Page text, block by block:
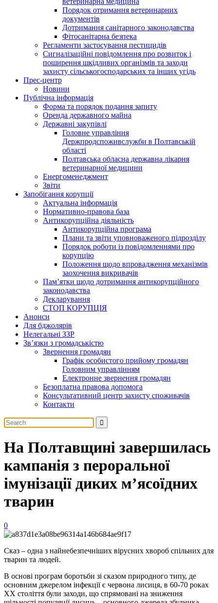
Порядок отримання ветеринарних
документів
Дотримання санітарного законодавства
Фітосанітарна безпека
Регламенти застосування пестицидів
Сигналізаційні повідомлення про розвиток і
поширення шкідливих організмів та заходи
захисту сільськогосподарських та інших угідь
Прес-центр
Новини
Публічна інформація
Форма та порядок подання запиту
Оренда державного майна
Державні закупівлі
Головне управління
Держпродспоживслужби в Полтавській
області
Полтавська обласна державна лікарня
ветеринарної медицини
Енергоменеджмент
Звіти
Запобігання корупції
Актуальна інформація
Нормативно-правова база
Антикорупційна діяльність
Антикорупційна програма
Плани та звіти уповноваженого підрозділу
Порядок роботи із повідомленнями про
корупцію
Положення щодо впровадження механізмів
заохочення викривачів
Пам’ятки щодо дотримання антикорупційного
законодавства
Декларування
СТОП КОРУПЦІЯ
Анонси
Для бджолярів
Нелегальні ЗЗР
Зв’язки з громадськістю
Звернення громадян
Графік особистого прийому громадян
Головним управлінням
Електронне звернення громадян
Безоплатна правова допомога
Консультативний центр захисту споживачів
Контакти
На Полтавщині завершилась
кампанія з пероральної
імунізації диких м’ясоїдних
тварин
0
Сказ – одна з найнебезпечніших вірусних хвороб спільних для
тварин та людей.
В основі програм боротьби зі сказом природного типу, де
основним джерелом інфекції є червона лисиця, в 60-70 роках
ХХ століття були заходи, що спрямовані на зниження